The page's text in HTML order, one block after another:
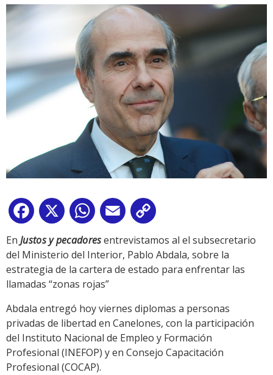
Facebook
X WhatsApp
Email
Link
En Justos y pecadoresentrevistamos al el subsecretario
del Ministerio del Interior, Pablo Abdala, sobre la
estrategia de la cartera de estado para enfrentar las
llamadas “zonas rojas”
Abdala entregó hoy viernes diplomas a personas
privadas de libertad en Canelones, con la participación
del Instituto Nacional de Empleo y Formación
Profesional (INEFOP) y en Consejo Capacitación
Profesional (COCAP).